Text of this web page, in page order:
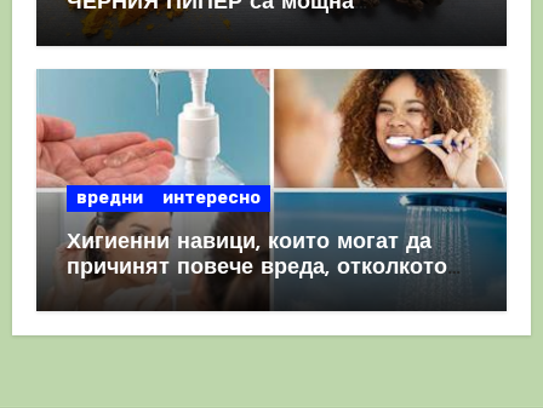
комбинация
вредни интересно
Хигиенни навици, които могат да
причинят повече вреда, отколкото
полза